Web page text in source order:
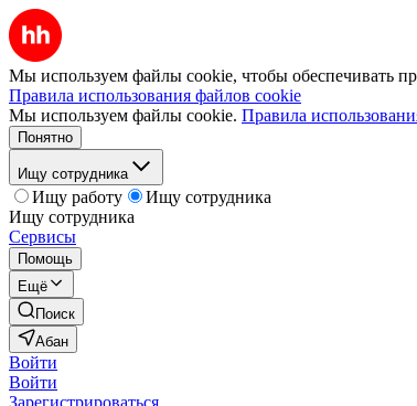
Мы используем файлы cookie, чтобы обеспечивать
Правила использования файлов cookie
Мы используем файлы cookie. Правила
Понятно
Ищу сотрудника
Ищу работу
Ищу сотрудника
Ищу сотрудника
Сервисы
Помощь
Ещё
Поиск
Абан
Войти
Войти
Зарегистрироваться